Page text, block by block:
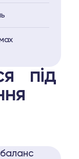
під
баланс